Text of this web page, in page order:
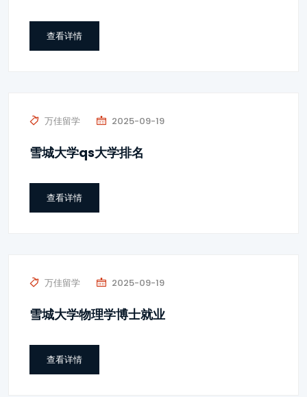
查看详情
万佳留学 2025-09-19
雪城大学qs大学排名
查看详情
万佳留学 2025-09-19
雪城大学物理学博士就业
查看详情